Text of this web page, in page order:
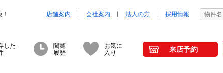
店舗案内 会社案内 法人の方 採用情報
した
閲覧
履歴
お気に
入り
来店予約